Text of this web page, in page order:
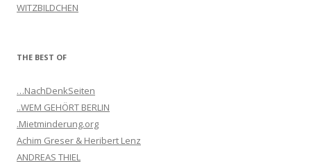
WITZBILDCHEN
THE BEST OF
…NachDenkSeiten
..WEM GEHÖRT BERLIN
.Mietminderung.org
Achim Greser & Heribert Lenz
ANDREAS THIEL